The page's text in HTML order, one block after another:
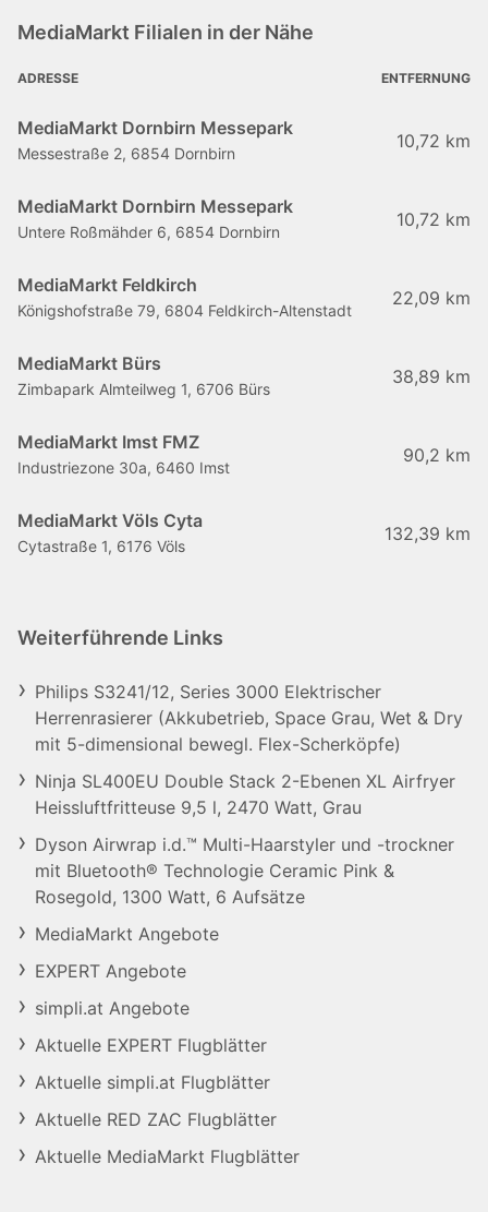
MediaMarkt Filialen in der Nähe
ADRESSE ENTFERNUNG
MediaMarkt Dornbirn Messepark
Messestraße 2, 6854 Dornbirn
10,72 km
MediaMarkt Dornbirn Messepark
Untere Roßmähder 6, 6854 Dornbirn
10,72 km
MediaMarkt Feldkirch
Königshofstraße 79, 6804 Feldkirch-Altenstadt
22,09 km
MediaMarkt Bürs
Zimbapark Almteilweg 1, 6706 Bürs
38,89 km
MediaMarkt Imst FMZ
Industriezone 30a, 6460 Imst
90,2 km
MediaMarkt Völs Cyta
Cytastraße 1, 6176 Völs
132,39 km
Weiterführende Links
Philips S3241/12, Series 3000 Elektrischer
Herrenrasierer (Akkubetrieb, Space Grau, Wet & Dry
mit 5-dimensional bewegl. Flex-Scherköpfe)
Ninja SL400EU Double Stack 2-Ebenen XL Airfryer
Heissluftfritteuse 9,5 l, 2470 Watt, Grau
Dyson Airwrap i.d.™ Multi-Haarstyler und -trockner
mit Bluetooth® Technologie Ceramic Pink &
Rosegold, 1300 Watt, 6 Aufsätze
MediaMarkt Angebote
EXPERT Angebote
simpli.at Angebote
Aktuelle EXPERT Flugblätter
Aktuelle simpli.at Flugblätter
Aktuelle RED ZAC Flugblätter
Aktuelle MediaMarkt Flugblätter